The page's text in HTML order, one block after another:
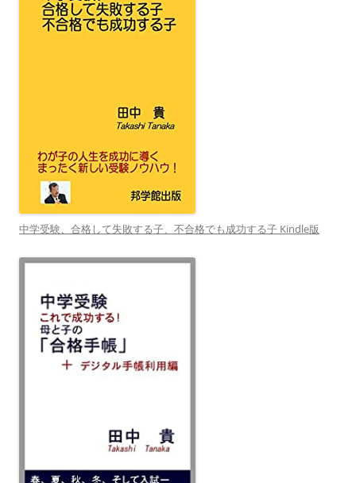
中学受験、合格して失敗する子、不合格でも成功する子 Kindle版